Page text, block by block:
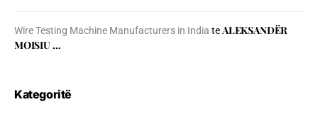
Wire Testing Machine Manufacturers in India teALEKSANDËR
MOISIU …
Kategoritë